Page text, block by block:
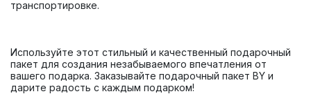
Используйте этот стильный и качественный подарочный
пакет для создания незабываемого впечатления от
вашего подарка. Заказывайте подарочный пакет BY и
дарите радость с каждым подарком!